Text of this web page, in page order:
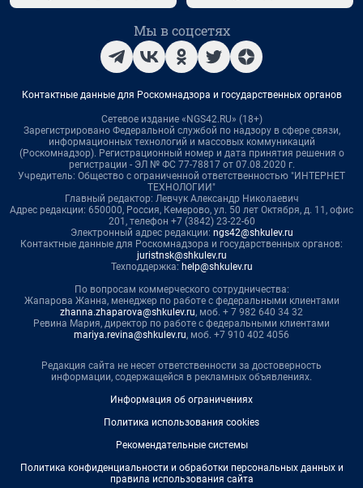
Мы в соцсетях
Контактные данные для Роскомнадзора и государственных органов
Сетевое издание «NGS42.RU» (18+)
Зарегистрировано Федеральной службой по надзору в сфере связи,
информационных технологий и массовых коммуникаций
(Роскомнадзор). Регистрационный номер и дата принятия решения о
регистрации - ЭЛ № ФС 77-78817 от 07.08.2020 г.
Учредитель: Общество с ограниченной ответственностью "ИНТЕРНЕТ
ТЕХНОЛОГИИ"
Главный редактор: Левчук Александр Николаевич
Адрес редакции: 650000, Россия, Кемерово, ул. 50 лет Октября, д. 11, офис
201, телефон +7 (3842) 23-22-60
Электронный адрес редакции: ngs42@shkulev.ru
Контактные данные для Роскомнадзора и государственных органов:
juristnsk@shkulev.ru
Техподдержка: help@shkulev.ru
По вопросам коммерческого сотрудничества:
Жапарова Жанна, менеджер по работе с федеральными клиентами
zhanna.zhaparova@shkulev.ru, моб. + 7 982 640 34 32
Ревина Мария, директор по работе с федеральными клиентами
mariya.revina@shkulev.ru, моб. +7 910 402 4056
Редакция сайта не несет ответственности за достоверность
информации, содержащейся в рекламных объявлениях.
Информация об ограничениях
Политика использования cookies
Рекомендательные системы
Политика конфиденциальности и обработки персональных данных и
правила использования сайта